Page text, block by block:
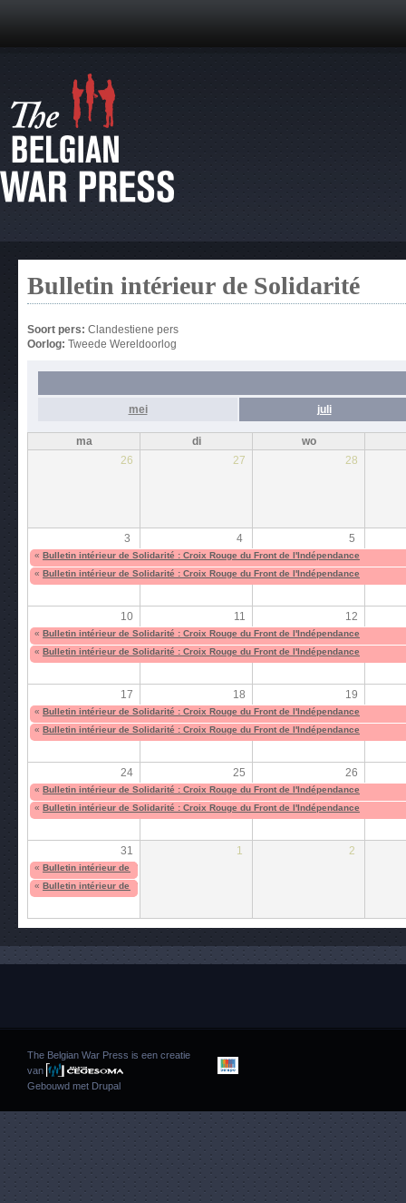
Bulletin intérieur de Solidarité
Soort pers: Clandestiene pers
Oorlog: Tweede Wereldoorlog
mei juli
ma di
wo
26
27 28
3 4 5
« Bulletin intérieur de Solidarité : Croix Rouge du Front de l'Indépendance
« Bulletin intérieur de Solidarité : Croix Rouge du Front de l'Indépendance
10 11 12
« Bulletin intérieur de Solidarité : Croix Rouge du Front de l'Indépendance
« Bulletin intérieur de Solidarité : Croix Rouge du Front de l'Indépendance
17 18 19
« Bulletin intérieur de Solidarité : Croix Rouge du Front de l'Indépendance
« Bulletin intérieur de Solidarité : Croix Rouge du Front de l'Indépendance
24 25 26
« Bulletin intérieur de Solidarité : Croix Rouge du Front de l'Indépendance
« Bulletin intérieur de Solidarité : Croix Rouge du Front de l'Indépendance
31 1 2
« Bulletin intérieur de Solidarité : Croix Rouge du Front de l'Indépendance
« Bulletin intérieur de Solidarité : Croix Rouge du Front de l'Indépendance
The Belgian War Press is een creatie
van
Gebouwd met Drupal